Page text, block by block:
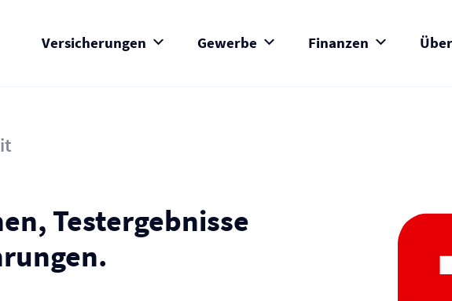
Versicherungen Gewerbe Finanzen
Testergebnisse